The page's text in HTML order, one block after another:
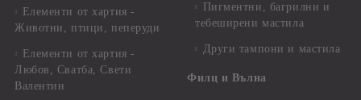
Елементи от хартия -
Животни, птици, пеперуди
Елементи от хартия -
Любов, Сватба, Свети
Валентин
Пигментни, багрилни и
тебеширени мастила
Други тампони и мастила
Филц и Вълна